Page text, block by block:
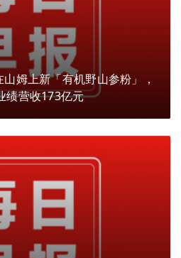
姆上新「有机野山参粉」，
绩营收173亿元